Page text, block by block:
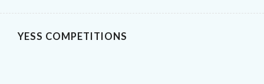
YESS COMPETITIONS